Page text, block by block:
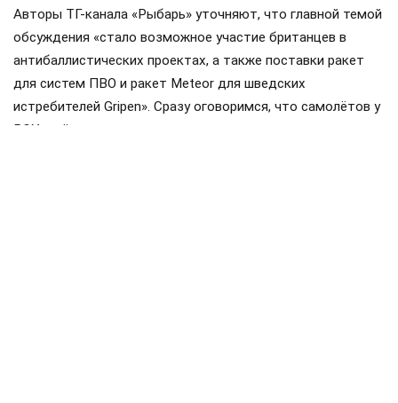
Авторы ТГ-канала «Рыбарь» уточняют, что главной темой
обсуждения «стало возможное участие британцев в
антибаллистических проектах, а также поставки ракет
для систем ПВО и ракет Meteor для шведских
истребителей Gripen». Сразу оговоримся, что самолётов у
ВСУ ещё нет, но планы на них уже наполеоновские.